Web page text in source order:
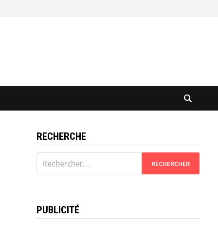
RECHERCHE
Rechercher :
PUBLICITÉ